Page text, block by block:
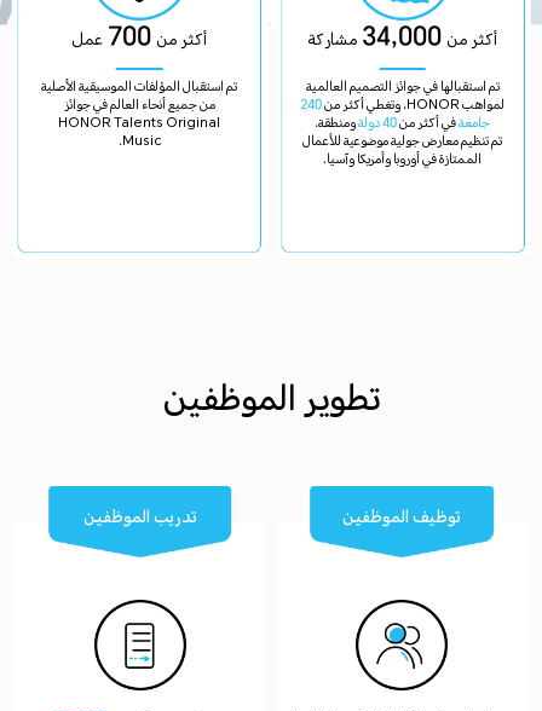
أكثر من34,000 مشاركة
تم استقبالها في جوائز التصميم العالمية
لمواهب HONOR، وتغطي أكثر من 240
جامعةفي أكثر من40 دولة ومنطقة.
تم تنظيم معارض جولية موضوعية للأعمال
الممتازة في أوروبا وأمريكا وآسيا.
أكثر من700 عمل
تم استقبال المؤلفات الموسيقية الأصلية
من جميع أنحاء العالم في جوائز
HONOR Talents Original
Music.
تطوير الموظفين
توظيف الموظفين تدريب الموظفين